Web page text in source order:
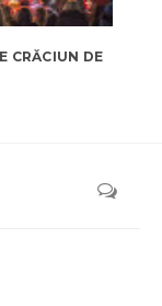
CRĂCIUN DE